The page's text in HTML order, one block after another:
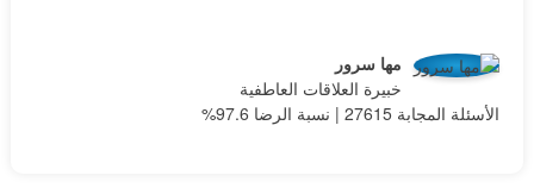
مها سرور
خبيرة العلاقات العاطفية
الأسئلة المجابة 27615 | نسبة الرضا 97.6%